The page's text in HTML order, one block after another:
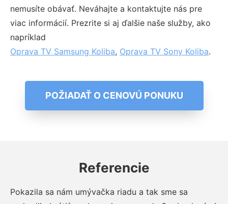
nemusíte obávať. Neváhajte a kontaktujte nás pre
viac informácií. Prezrite si aj ďalšie naše služby, ako
napríklad
Oprava TV Samsung Koliba, Oprava TV Sony Koliba.
POŽIADAŤ O CENOVÚ PONUKU
Referencie
Pokazila sa nám umývačka riadu a tak sme sa